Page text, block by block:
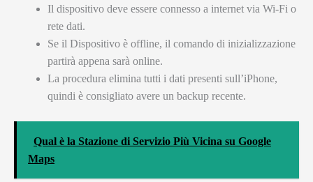
Il dispositivo deve essere connesso a internet via Wi-Fi o
rete dati.
Se il Dispositivo è offline, il comando di inizializzazione
partirà appena sarà online.
La procedura elimina tutti i dati presenti sull’iPhone,
quindi è consigliato avere un backup recente.
Qual è la Stazione di Servizio Più Vicina su Google
Maps